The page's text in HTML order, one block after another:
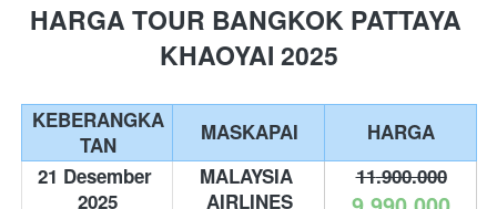
HARGA TOUR BANGKOK PATTAYA
KHAOYAI 2025
KEBERANGKA
TAN
MASKAPAI
HARGA
21 Desember
2025
MALAYSIA
AIRLINES
11.900.000